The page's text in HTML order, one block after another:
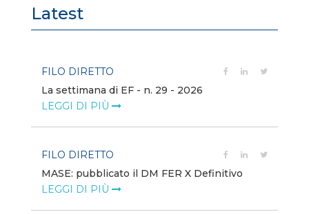
Latest
FILO DIRETTO
La settimana di EF - n. 29 - 2026
LEGGI DI PIÙ
FILO DIRETTO
MASE: pubblicato il DM FER X Definitivo
LEGGI DI PIÙ